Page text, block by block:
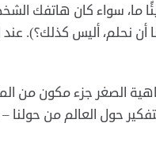
ما، سواء كان هاتفك
نحلم، أليس كذلك؟). عند
الصغر جزء مكون من
حول العالم من حولنا